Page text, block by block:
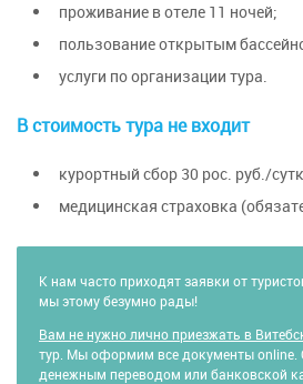
проживание в отеле 11 ночей;
пользование открытым
услуги по организации тура.
В стоимость тура не входит
курортный сбор 30 рос. руб./
медицинская страховка
К нам часто приходят заявки от
мы этому безумно рады!
Вам не нужно лично приезжать в
тур. Мы оформим все документы online.
денежным переводом или банковской